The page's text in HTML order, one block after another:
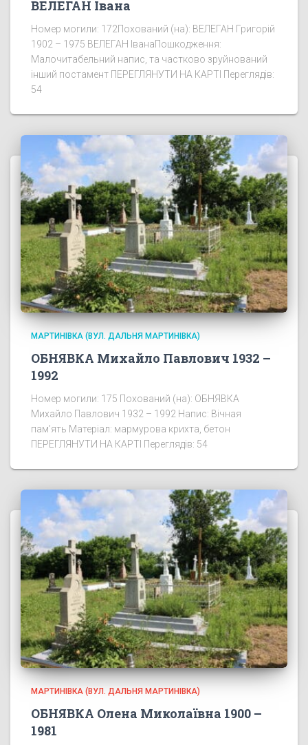
ВЕЛЕГАН Івана
Номер могили: 172Похований (на): ВЕЛЕГАН Григорій
1902 – 1975 ВЕЛЕГАН ІванаПошкодження:
Малочитабельний напис, та частково зруйнований
інший постамент ПЕРЕГЛЯНУТИ НА КАРТІ Переглядів:
54
МАРТИНІВКА (ВУЛ. ДАЛЬНЯ МАРТИНІВКА)
ОБНЯВКА Михайло Павлович 1932 –
1992
Номер могили: 175 Похований (на): ОБНЯВКА
Михайло Павлович 1932 – 1992 Напис: Вічная
пам’ять Матеріал: мармурова крихта, бетон
ПЕРЕГЛЯНУТИ НА КАРТІ Переглядів: 54
МАРТИНІВКА (ВУЛ. ДАЛЬНЯ МАРТИНІВКА)
ОБНЯВКА Олена Миколаївна 1900 –
1981